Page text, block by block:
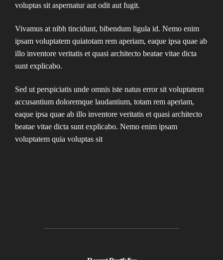
voluptas sit aspernatur aut odit aut fugit.
Vivamus at nibh tincidunt, bibendum ligula id. Nemo enim
ipsam voluptatem quiatotam rem aperiam, eaque ipsa quae ab
illo inventore veritatis et quasi architecto beatae vitae dicta
sunt explicabo.
Sed ut perspiciatis unde omnis iste natus error sit voluptatem
accusantium doloremque laudantium, totam rem aperiam,
eaque ipsa quae ab illo inventore veritatis et quasi architecto
beatae vitae dicta sunt explicabo. Nemo enim ipsam
voluptatem quia voluptas sit